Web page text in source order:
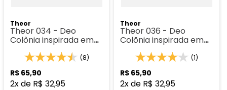
Theor
Theor 034 - Deo
Colônia inspirada em
Light Blue
(8)
R$ 65,90
2x de R$ 32,95
Theor
Theor 036 - Deo
Colõnia inspirada em
Malbec
(1)
R$ 65,90
2x de R$ 32,95